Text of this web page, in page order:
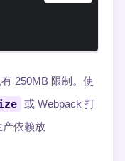
250MB 限制。使
或 Webpack 打
产依赖放